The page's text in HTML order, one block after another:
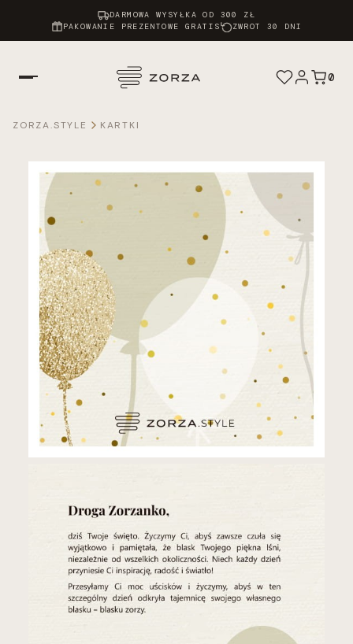
DARMOWA WYSYŁKA OD 300 ZŁ
PAKOWANIE PREZENTOWE GRATIS
ZWROT 30 DNI
0
Chusty Atelier
Apaszki
Twilly
Scrunchie
Atelier Zorza
ATELIER JEDWABIU · POLSKA
ZORZA.STYLE KARTKI